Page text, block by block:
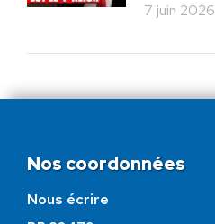
7 juin 2026
Nos coordonnées
Nous écrire